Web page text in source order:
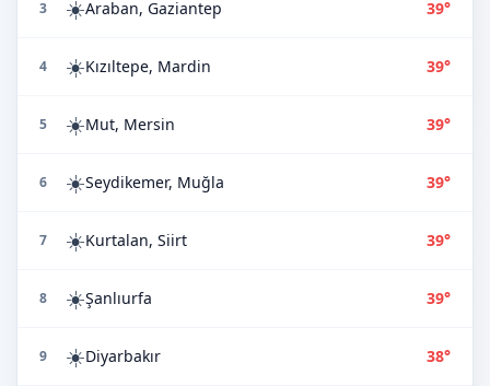
3 ☀️Araban, Gaziantep 39°
4 ☀️Kızıltepe, Mardin 39°
5 ☀️Mut, Mersin 39°
6 ☀️Seydikemer, Muğla 39°
7 ☀️Kurtalan, Siirt 39°
8 ☀️Şanlıurfa 39°
9 ☀️Diyarbakır 38°